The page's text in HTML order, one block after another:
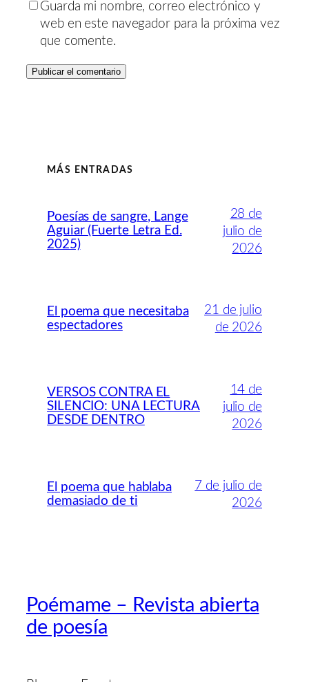
Guarda mi nombre, correo electrónico y
web en este navegador para la próxima vez
que comente.
MÁS ENTRADAS
Poesías de sangre, Lange
Aguiar (Fuerte Letra Ed.
2025)
28 de
julio de
2026
El poema que necesitaba
espectadores
21 de julio
de 2026
VERSOS CONTRA EL
SILENCIO: UNA LECTURA
DESDE DENTRO
14 de
julio de
2026
El poema que hablaba
demasiado de ti
7 de julio de
2026
Poémame – Revista abierta
de poesía